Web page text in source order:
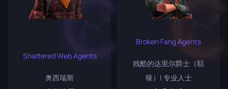
Shattered Web Agents
奥西瑞斯
Broken Fang Agents
残酷的达里尔爵士（聒
噪）| 专业人士